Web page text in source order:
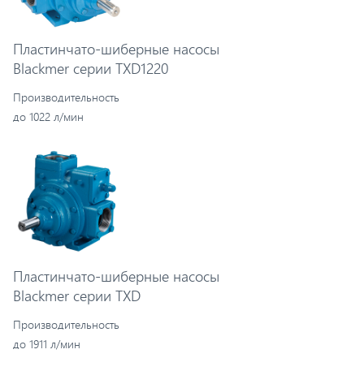
Пластинчато-шиберные насосы
Blackmer серии TXD1220
Производительность
до 1022 л/мин
Пластинчато-шиберные насосы
Blackmer серии TXD
Производительность
до 1911 л/мин